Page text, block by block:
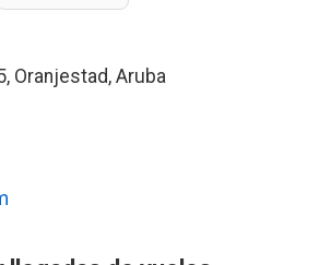
Oranjestad, Aruba